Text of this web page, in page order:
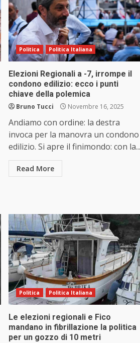
Politica Politica Italiana
Elezioni Regionali a -7, irrompe il
condono edilizio: ecco i punti
chiave della polemica
Bruno Tucci Novembre 16, 2025
Andiamo con ordine: la destra
invoca per la manovra un condono
edilizio. Si apre il finimondo: con la...
Read More
Politica Politica Italiana
Le elezioni regionali e Fico
mandano in fibrillazione la politica
per un gozzo di 10 metri